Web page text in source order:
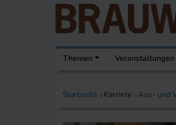
Themen Veranstaltungen
Startseite Karriere Aus- und